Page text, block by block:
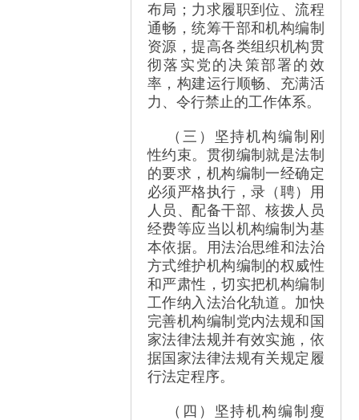
布局；力求履职到位、流程
通畅，统筹干部和机构编制
资源，提高各类组织机构贯
彻落实党的决策部署的效
率，构建运行顺畅、充满活
力、令行禁止的工作体系。
（三）坚持机构编制刚
性约束。贯彻编制就是法制
的要求，机构编制一经确定
必须严格执行，录（聘）用
人员、配备干部、核拨人员
经费等应当以机构编制为基
本依据。用法治思维和法治
方式维护机构编制的权威性
和严肃性，切实把机构编制
工作纳入法治化轨道。加快
完善机构编制党内法规和国
家法律法规并有效实施，依
据国家法律法规有关规定履
行法定程序。
（四）坚持机构编制瘦